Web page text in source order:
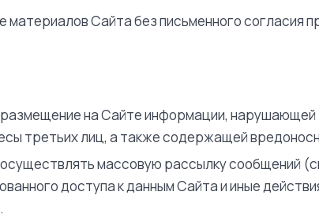
материалов Сайта без письменного согласия
на Сайте информации, нарушающей
третьих лиц, а также содержащей
массовую рассылку сообщений
доступа к данным Сайта и иные